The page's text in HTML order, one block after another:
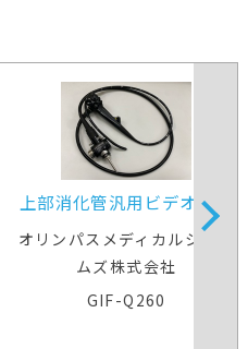
上部消化管汎用ビデオスコ
ープ
オリンパスメディカルシステ
ムズ株式会社
GIF-Q260